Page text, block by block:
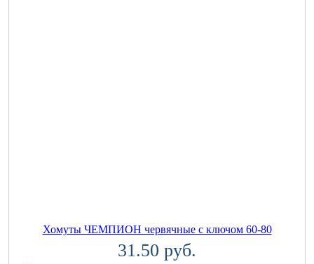
Хомуты ЧЕМПИОН червячные с ключом 60-80
31.50 руб.